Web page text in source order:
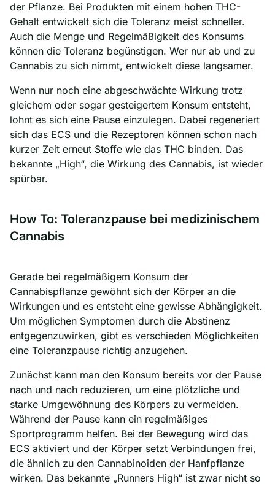
der Pflanze. Bei Produkten mit einem hohen THC-
Gehalt entwickelt sich die Toleranz meist schneller.
Auch die Menge und Regelmäßigkeit des Konsums
können die Toleranz begünstigen. Wer nur ab und zu
Cannabis zu sich nimmt, entwickelt diese langsamer.
Wenn nur noch eine abgeschwächte Wirkung trotz
gleichem oder sogar gesteigertem Konsum entsteht,
lohnt es sich eine Pause einzulegen. Dabei regeneriert
sich das ECS und die Rezeptoren können schon nach
kurzer Zeit erneut Stoffe wie das THC binden. Das
bekannte „High“, die Wirkung des Cannabis, ist wieder
spürbar.
How To: Toleranzpause bei medizinischem
Cannabis
Gerade bei regelmäßigem Konsum der
Cannabispflanze gewöhnt sich der Körper an die
Wirkungen und es entsteht eine gewisse Abhängigkeit.
Um möglichen Symptomen durch die Abstinenz
entgegenzuwirken, gibt es verschieden Möglichkeiten
eine Toleranzpause richtig anzugehen.
Zunächst kann man den Konsum bereits vor der Pause
nach und nach reduzieren, um eine plötzliche und
starke Umgewöhnung des Körpers zu vermeiden.
Während der Pause kann ein regelmäßiges
Sportprogramm helfen. Bei der Bewegung wird das
ECS aktiviert und der Körper setzt Verbindungen frei,
die ähnlich zu den Cannabinoiden der Hanfpflanze
wirken. Das bekannte „Runners High“ ist zwar nicht so